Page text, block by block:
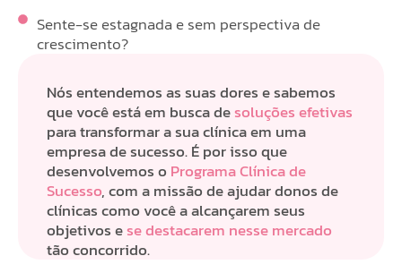
Sente-se estagnada e sem perspectiva de
crescimento?
Nós entendemos as suas dores e sabemos
que você está em busca desoluções efetivas
para transformar a sua clínica em uma
empresa de sucesso. É por isso que
desenvolvemos o Programa Clínica de
Sucesso, com a missão de ajudar donos de
clínicas como você a alcançarem seus
objetivos ese destacarem nesse mercado
tão concorrido.